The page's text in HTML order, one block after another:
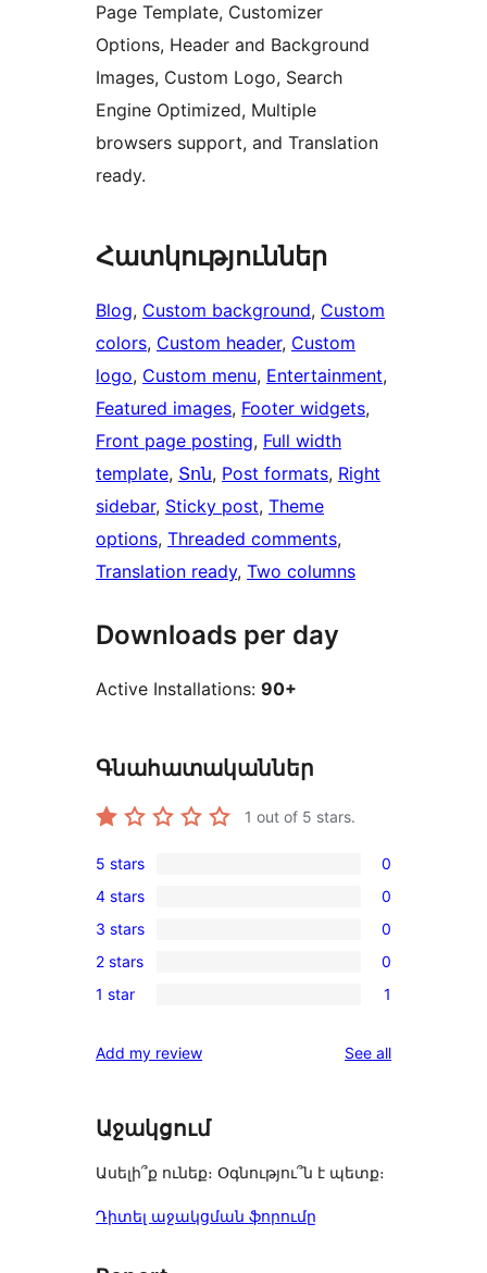
Page Template, Customizer
Options, Header and Background
Images, Custom Logo, Search
Engine Optimized, Multiple
browsers support, and Translation
ready.
Հատկություններ
Blog, Custom background, Custom
colors, Custom header, Custom
logo, Custom menu, Entertainment
Featured images, Footer widgets
Front page posting, Full width
template, Տոն, Post formats, Right
sidebar, Sticky post, Theme
options, Threaded comments
Translation ready, Two columns
Downloads per day
Active Installations: 90+
Գնահատականներ
1 out of 5 stars.
0
5-
star
reviews
5 stars 0
0
4-
star
reviews
4 stars 0
0
3-
star
3 stars 0
0
2-
reviews
2 stars 0
1
star
1 star 1
Add my review See allreviews
Աջակցում
Ասելի՞ք ունեք։ Օգնությու՞ն է պետք։
Դիտել աջակցման ֆորումը